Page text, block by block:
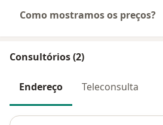
Como mostramos os preços?
Consultórios (2)
Endereço Teleconsulta